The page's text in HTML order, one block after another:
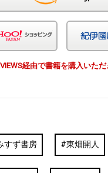
Yahoo!ショ
経由で書籍を購入いた
すず書房 東畑開人